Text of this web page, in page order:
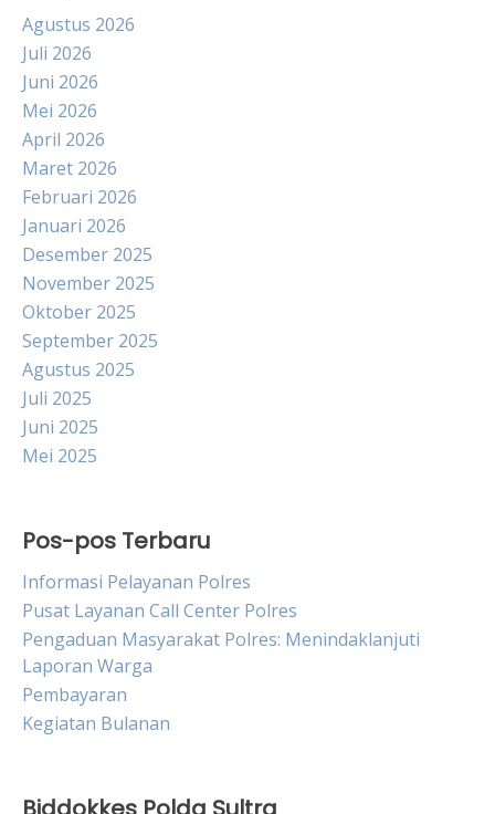
Agustus 2026
Juli 2026
Juni 2026
Mei 2026
April 2026
Maret 2026
Februari 2026
Januari 2026
Desember 2025
November 2025
Oktober 2025
September 2025
Agustus 2025
Juli 2025
Juni 2025
Mei 2025
Pos-pos Terbaru
Informasi Pelayanan Polres
Pusat Layanan Call Center Polres
Pengaduan Masyarakat Polres: Menindaklanjuti
Laporan Warga
Pembayaran
Kegiatan Bulanan